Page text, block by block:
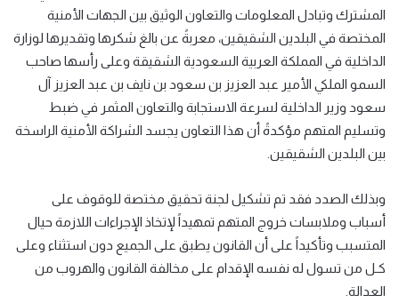
المشترك وتبادل المعلومات والتعاون الوثيق بين الجهات الأمنية
المختصة في البلدين الشقيقين، معربةً عن بالغ شكرها وتقديرها لوزارة
الداخلية في المملكة العربية السعودية الشقيقة وعلى رأسها صاحب
السمو الملكي الأمير عبد العزيز بن سعود بن نايف بن عبد العزيز آل
سعود وزير الداخلية لسرعة الاستجابة والتعاون المثمر في ضبط
وتسليم المتهم مؤكدةً أن هذا التعاون يجسد الشراكة الأمنية الراسخة
بين البلدين الشقيقين
وبذلك الصدد فقد تم تشكيل لجنة تحقيق مختصة للوقوف على
أسباب وملابسات خروج المتهم تمهيداً لإتخاذ الإجراءات اللازمة حيال
المتسبب وتأكيداً على أن القانون يطبق على الجميع دون استثناء وعلى
كـل من تسول له نفسه الإقدام على مخالفة القانون والهروب من
العدالة